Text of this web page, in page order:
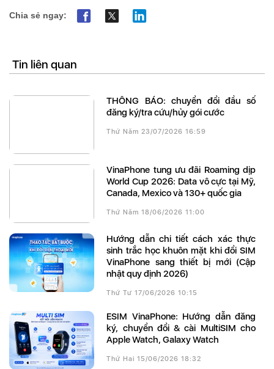
Chia sẻ ngay:
Tin liên quan
THÔNG BÁO: chuyển đổi đầu số
đăng ký/tra cứu/hủy gói cước
Thứ Năm 23/07/2026 16:59
VinaPhone tung ưu đãi Roaming dịp
World Cup 2026: Data vô cực tại Mỹ,
Canada, Mexico và 130+ quốc gia
Thứ Năm 18/06/2026 11:00
Hướng dẫn chi tiết cách xác thực
sinh trắc học khuôn mặt khi đổi SIM
VinaPhone sang thiết bị mới (Cập
nhật quy định 2026)
Thứ Tư 17/06/2026 10:15
eSIM VinaPhone: Hướng dẫn đăng
ký, chuyển đổi & cài MultiSIM cho
Apple Watch, Galaxy Watch
Thứ Hai 15/06/2026 18:32